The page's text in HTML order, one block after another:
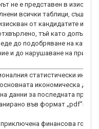
не е представен в
всички таблици, същият
от кандидатите и
тъй като
до подобряване на
и до нарушаване на
статистически
икономическа
данни за последната
във формат „pdf”и
финансова